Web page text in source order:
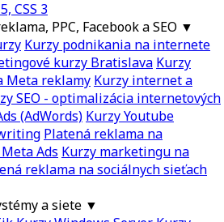
CSS 3
PPC, Facebook a SEO ▼
Kurzy podnikania na internete
kurzy Bratislava Kurzy
Meta reklamy Kurzy internet a
SEO - optimalizácia internetových
(AdWords) Kurzy Youtube
Platená reklama na
Ads Kurzy marketingu na
reklama na sociálnych sieťach
a siete ▼